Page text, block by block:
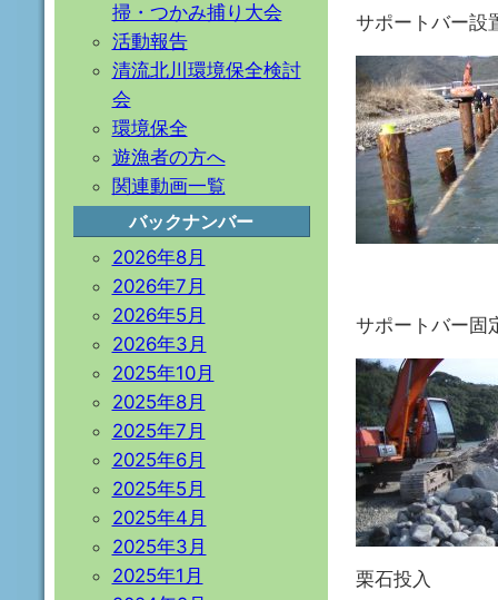
サポートバー設
サポートバー固
栗石投入
掃・つかみ捕り大会
活動報告
清流北川環境保全検討
会
環境保全
遊漁者の方へ
関連動画一覧
バックナンバー
2026年8月
2026年7月
2026年5月
2026年3月
2025年10月
2025年8月
2025年7月
2025年6月
2025年5月
2025年4月
2025年3月
2025年1月